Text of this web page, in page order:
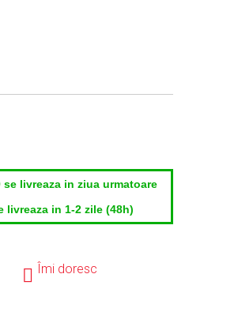
livreaza in ziua urmatoare
livreaza in 1-2 zile (48h)
Îmi doresc